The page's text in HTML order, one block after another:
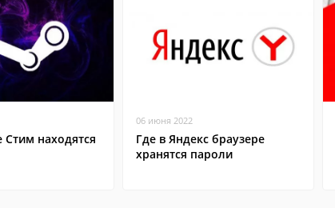
Стим находятся
06 июня 2022
Где в Яндекс браузере
хранятся пароли